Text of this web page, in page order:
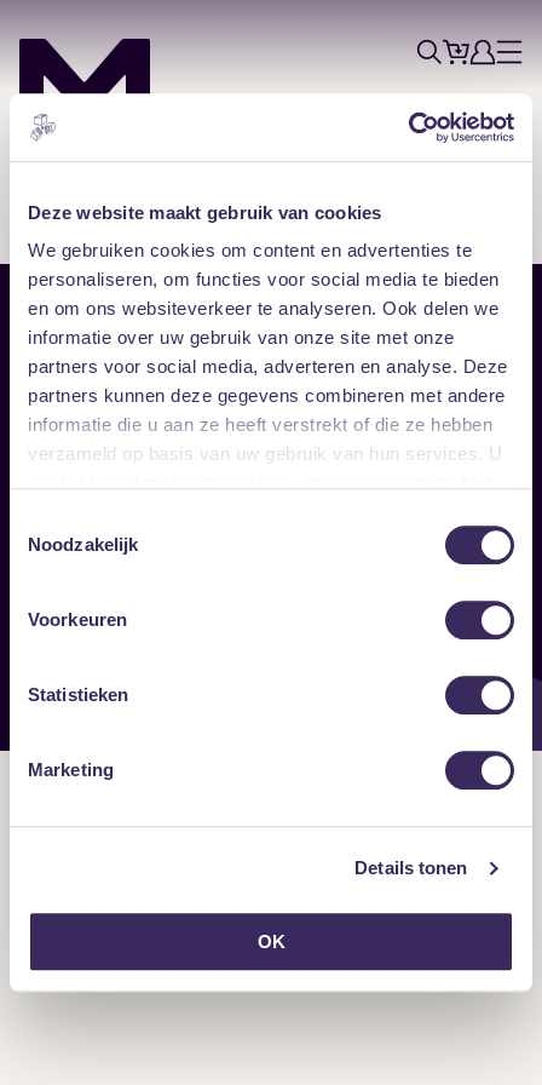
Deze website maakt gebruik van cookies
We gebruiken cookies om content en advertenties te
personaliseren, om functies voor social media te bieden
en om ons websiteverkeer te analyseren. Ook delen we
informatie over uw gebruik van onze site met onze
partners voor social media, adverteren en analyse. Deze
partners kunnen deze gegevens combineren met andere
informatie die u aan ze heeft verstrekt of die ze hebben
verzameld op basis van uw gebruik van hun services. U
Noodzakelijk
Voorkeuren
Statistieken
Marketing
Details tonen
OK
ZoekTicketsAccount
Menu
Sitemap
Home
Vrijwilligers
Verhuur
Disclaimer
Toegankelijkheid
Privacy & cookies
Follow
Onze nieuwsbrief ontvangen?